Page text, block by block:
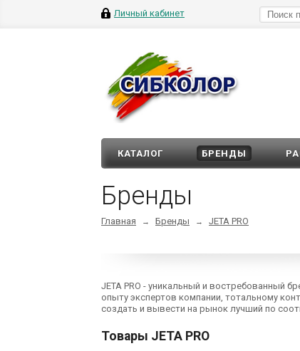
Личный кабинет
КАТАЛОГ БРЕНДЫ
Бренды
Главная → Бренды → JETA PRO
JETA PRO - уникальный и востребованный
опыту экспертов компании, тотальному
создать и вывести на рынок лучший по
Товары JETA PRO